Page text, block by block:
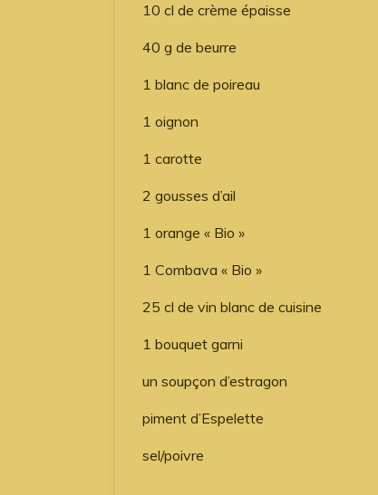
10 cl de crème épaisse
40 g de beurre
1 blanc de poireau
1 oignon
1 carotte
2 gousses d’ail
1 orange « Bio »
1 Combava « Bio »
25 cl de vin blanc de cuisine
1 bouquet garni
un soupçon d’estragon
piment d’Espelette
sel/poivre